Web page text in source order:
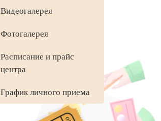
Видеогалерея
Фотогалерея
Расписание и прайс
центра
График личного приема